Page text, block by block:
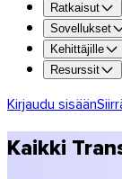
Jopa 250
1 TB
Säilytys
Oma
Hanki Team
Ratkaisut
Sovellukset
Kehittäjille
Resurssit
Kirjaudu sisään
Kaikki